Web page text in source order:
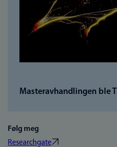
Masteravhandlingen ble
Følg meg
Researchgate